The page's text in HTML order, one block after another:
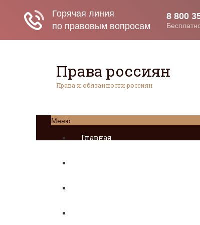
Права россиян
Права и обязанности россиян
Меню
Главная